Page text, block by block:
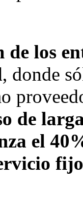
los
, donde
de
el